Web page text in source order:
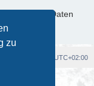
zu
Daten
UTC+02:00
Limited